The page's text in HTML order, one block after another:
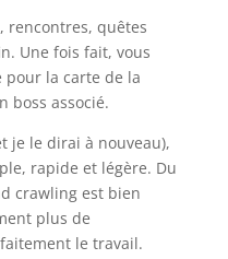
rencontres, quêtes
Une fois fait, vous
pour la carte de la
boss associé.
je le dirai à nouveau),
rapide et légère. Du
crawling est bien
plus de
le travail.